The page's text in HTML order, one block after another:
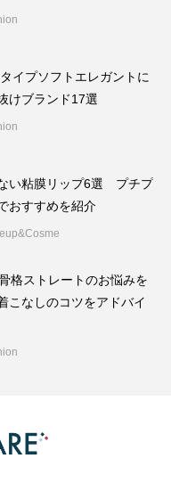
イプソフトエレガントに
けブランド17選
い粘膜リップ6選 プチプ
おすすめを紹介
格ストレートのお悩みを
こなしのコツをアドバイ